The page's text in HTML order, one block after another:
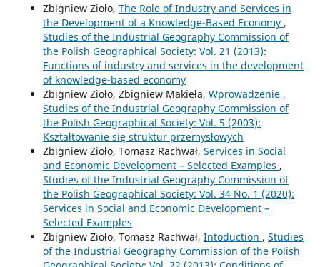
Zbigniew Zioło, The Role of Industry and Services in
the Development of a Knowledge-Based Economy ,
Studies of the Industrial Geography Commission of
the Polish Geographical Society: Vol. 21 (2013):
Functions of industry and services in the development
of knowledge-based economy
Zbigniew Zioło, Zbigniew Makieła, Wprowadzenie ,
Studies of the Industrial Geography Commission of
the Polish Geographical Society: Vol. 5 (2003):
Kształtowanie się struktur przemysłowych
Zbigniew Zioło, Tomasz Rachwał, Services in Social
and Economic Development – Selected Examples ,
Studies of the Industrial Geography Commission of
the Polish Geographical Society: Vol. 34 No. 1 (2020):
Services in Social and Economic Development –
Selected Examples
Zbigniew Zioło, Tomasz Rachwał, Intoduction , Studies
of the Industrial Geography Commission of the Polish